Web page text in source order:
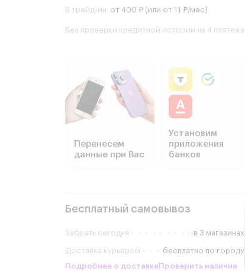
В трейд-ин: от 400 ₽ (или от 11 ₽/мес)
Без проверки кредитной истории на 4 платежа
Перенесем
данные при Вас
Установим
приложения
банков
Бесплатный самовывоз
Забрать сегодня в 3 магазинах
Доставка курьером
бесплатно по городу
Подробнее о доставке Проверить наличие